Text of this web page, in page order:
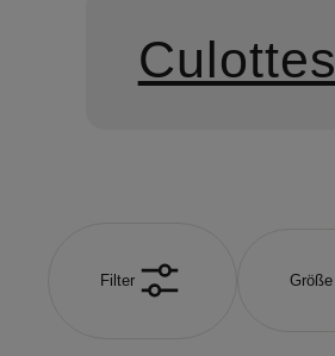
Culottes
Filter Größe